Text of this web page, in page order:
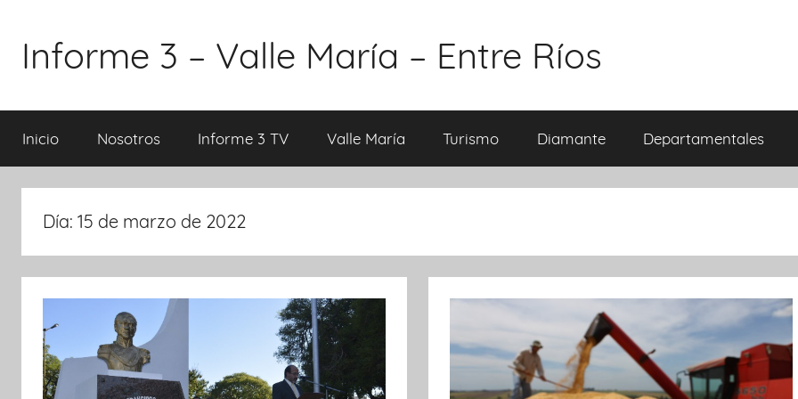
contenido
Informe 3 – Valle María – Entre Ríos
Inicio Nosotros Informe 3 TV Valle María Turismo Diamante Departamentales
Día: 15 de marzo de 2022